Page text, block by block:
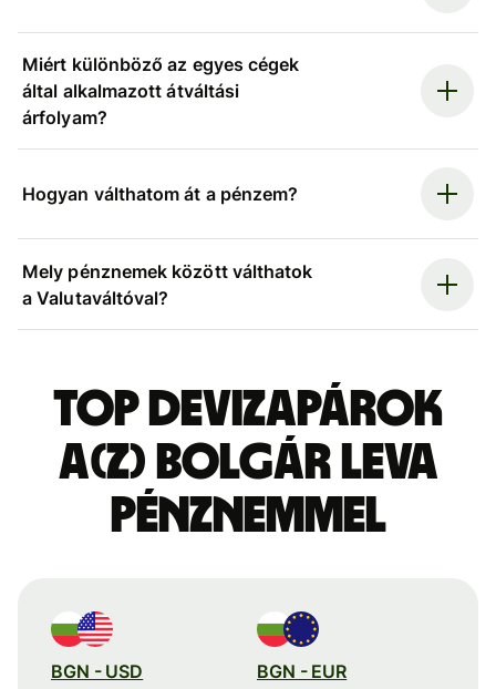
Miért különböző az egyes cégek
által alkalmazott átváltási
árfolyam?
Hogyan válthatom át a pénzem?
Mely pénznemek között válthatok
a Valutaváltóval?
Top devizapárok
a(z) bolgár leva
pénznemmel
BGN - USD BGN - EUR